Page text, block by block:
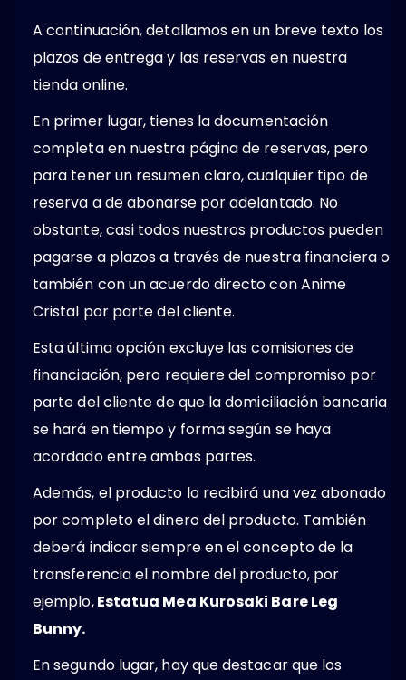
A continuación, detallamos en un breve texto los
plazos de entrega y las reservas en nuestra
tienda online.
En primer lugar, tienes la documentación
completa en nuestra página de reservas, pero
para tener un resumen claro, cualquier tipo de
reserva a de abonarse por adelantado. No
obstante, casi todos nuestros productos pueden
pagarse a plazos a través de nuestra financiera o
también con un acuerdo directo con Anime
Cristal por parte del cliente.
Esta última opción excluye las comisiones de
financiación, pero requiere del compromiso por
parte del cliente de que la domiciliación bancaria
se hará en tiempo y forma según se haya
acordado entre ambas partes.
Además, el producto lo recibirá una vez abonado
por completo el dinero del producto. También
deberá indicar siempre en el concepto de la
transferencia el nombre del producto, por
ejemplo,Estatua Mea Kurosaki Bare Leg
Bunny.
En segundo lugar, hay que destacar que los